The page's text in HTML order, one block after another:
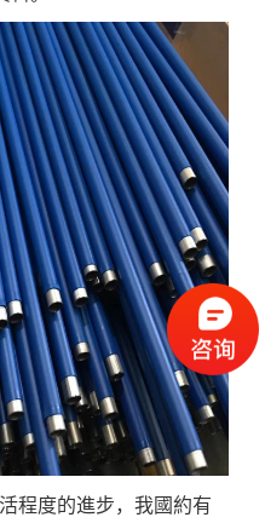
度的進步，我國約有